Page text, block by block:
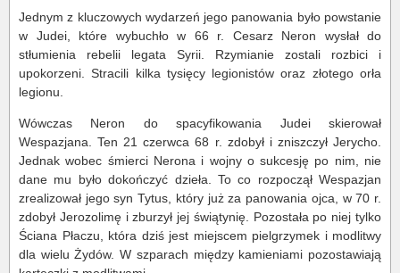
Jednym z kluczowych wydarzeń jego panowania było powstanie
w Judei, które wybuchło w 66 r. Cesarz Neron wysłał do
stłumienia rebelii legata Syrii. Rzymianie zostali rozbici i
upokorzeni. Stracili kilka tysięcy legionistów oraz złotego orła
legionu.
Wówczas Neron do spacyfikowania Judei skierował
Wespazjana. Ten 21 czerwca 68 r. zdobył i zniszczył Jerycho.
Jednak wobec śmierci Nerona i wojny o sukcesję po nim, nie
dane mu było dokończyć dzieła. To co rozpoczął Wespazjan
zrealizował jego syn Tytus, który już za panowania ojca, w 70 r.
zdobył Jerozolimę i zburzył jej świątynię. Pozostała po niej tylko
Ściana Płaczu, która dziś jest miejscem pielgrzymek i modlitwy
dla wielu Żydów. W szparach między kamieniami pozostawiają